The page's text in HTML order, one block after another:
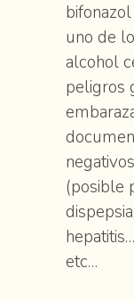
uno de
alcohol
peligros
(posible
etc…